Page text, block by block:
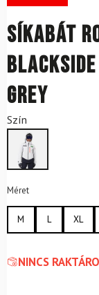
Síkabát
Grey
Szín
Méret
M L XL
NINCS